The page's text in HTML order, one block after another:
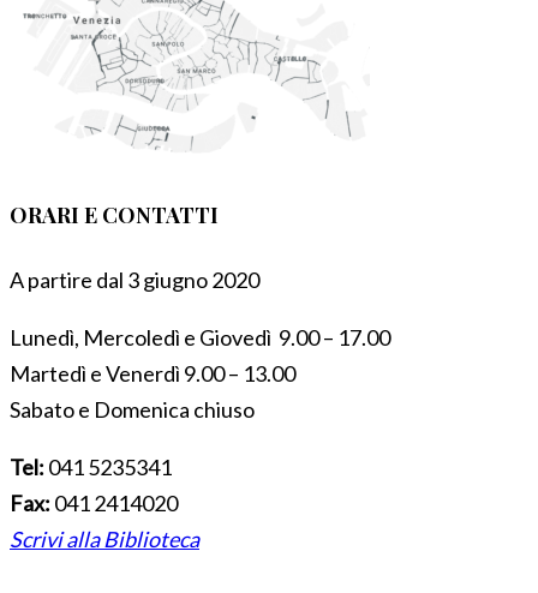
ORARI E CONTATTI
A partire dal 3 giugno 2020
Lunedì, Mercoledì e Giovedì 9.00 – 17.00
Martedì e Venerdì 9.00 – 13.00
Sabato e Domenica chiuso
Tel: 041 5235341
Fax: 041 2414020
Scrivi alla Biblioteca